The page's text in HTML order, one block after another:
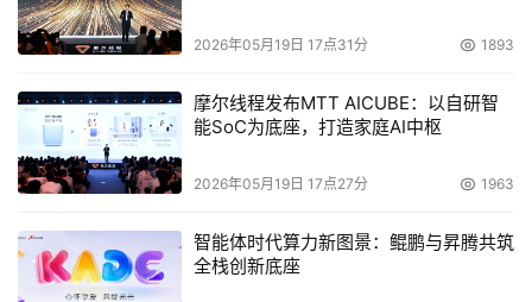
Citrix Presentation服务器可在任何客户端上提供全面的
桌面功能，拥有高水平的安全性，很少甚至不会出现宕机现
象。此外，应用的映像可以出现在用户的本地、远程或移动
计算机屏幕上，因此无论用户所处的地点、所使用的连接或
设备如何，都允许用户无缝工作。
收益。除了提供安全性和控制功能之外，IBM新的解决方案
还可以使用VMware虚拟基础架构软件，通过优化资源使用
2026年05月19日 17点31分 1893
摩尔线程发布MTT AICUBE：以自研智
能SoC为底座，打造家庭AI中枢
2026年05月19日 17点27分 1963
智能体时代算力新图景：鲲鹏与昇腾共筑
全栈创新底座